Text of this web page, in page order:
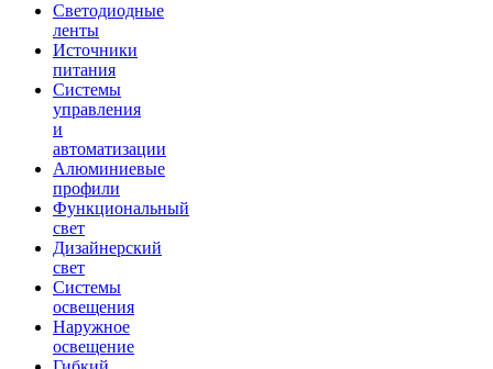
Светодиодные
ленты
Источники
питания
Системы
управления
и
автоматизации
Алюминиевые
профили
Функциональный
свет
Дизайнерский
свет
Системы
освещения
Наружное
освещение